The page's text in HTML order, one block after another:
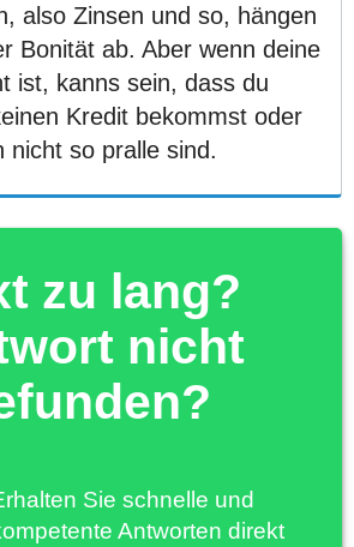
also Zinsen und so, hängen
Bonität ab. Aber wenn deine
ist, kanns sein, dass du
Kredit bekommst oder
nicht so pralle sind.
zu lang?
nicht
Sie schnelle und
Antworten direkt